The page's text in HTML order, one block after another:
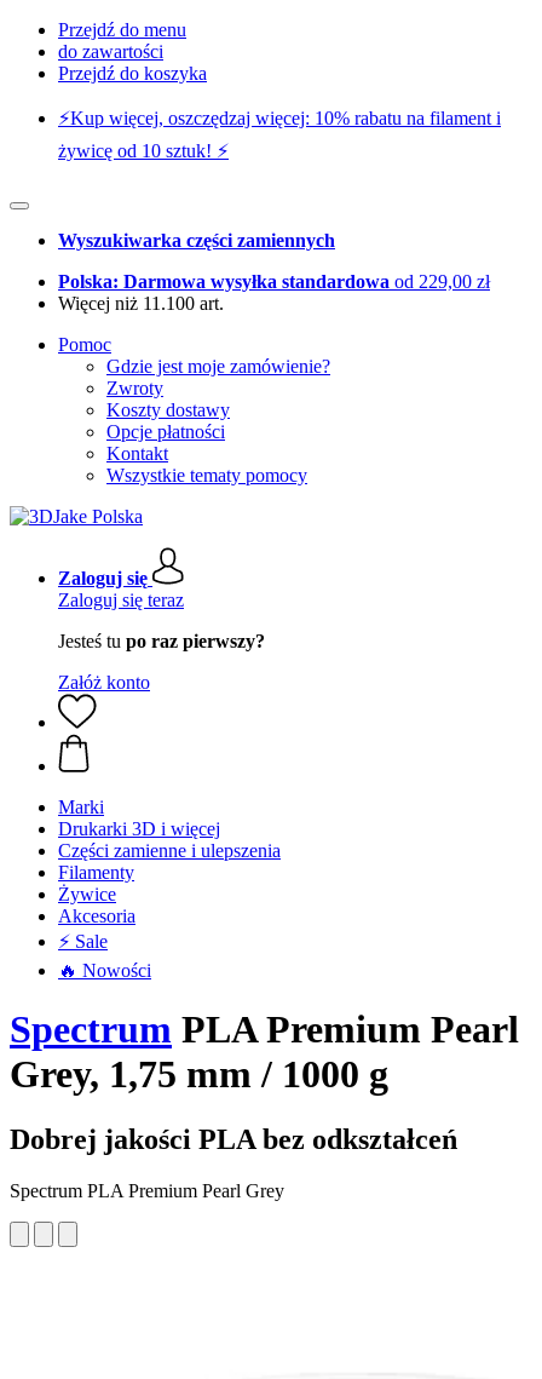
Przejdź do menu
do zawartości
Przejdź do koszyka
⚡️Kup więcej, oszczędzaj więcej: 10% rabatu na filament i
żywicę od 10 sztuk! ⚡️
Wyszukiwarka części zamiennych
Polska: Darmowa wysyłka standardowa od 229,00 zł
Więcej niż 11.100 art.
Pomoc
Gdzie jest moje zamówienie?
Zwroty
Koszty dostawy
Opcje płatności
Kontakt
Wszystkie tematy pomocy
Zaloguj się
Zaloguj się teraz
Jesteś tu po raz pierwszy?
Załóż konto
Marki
Drukarki 3D i więcej
Części zamienne i ulepszenia
Filamenty
Żywice
Akcesoria
⚡ Sale
🔥 Nowości
Spectrum PLA Premium Pearl
Grey, 1,75 mm / 1000 g
Dobrej jakości PLA bez odkształceń
Spectrum PLA Premium Pearl Grey